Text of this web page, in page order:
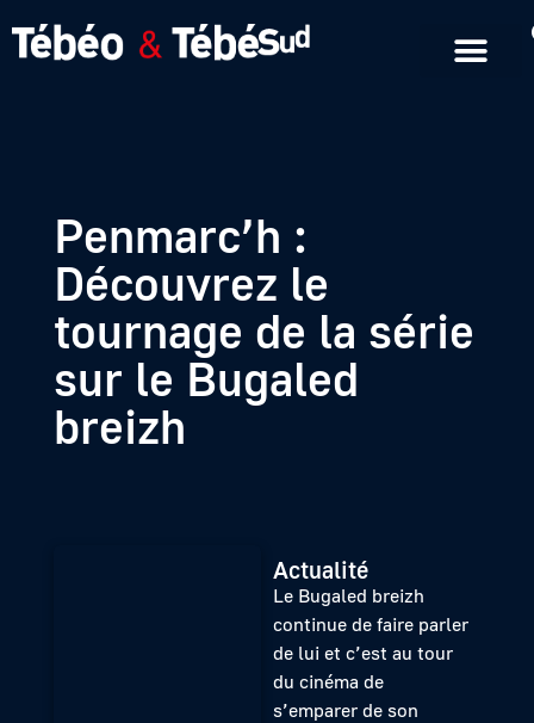
Penmarc’h :
Découvrez le
tournage de la série
sur le Bugaled
breizh
Actualité
Le Bugaled breizh
continue de faire parler
de lui et c’est au tour
du cinéma de
s’emparer de son